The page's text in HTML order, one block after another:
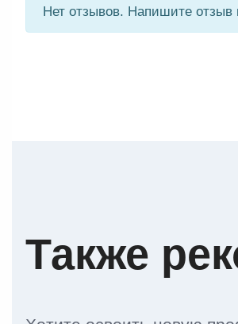
Нет отзывов. Напишите отзыв
Также